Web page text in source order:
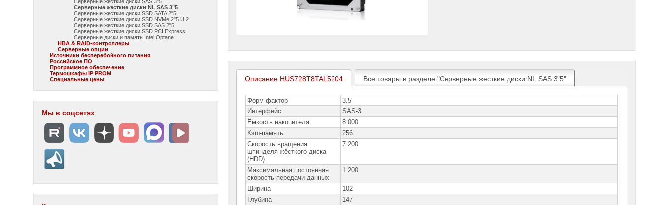
Серверные жесткие диски SAS 3"5
Серверные жесткие диски NL SAS 3"5
Серверные жесткие диски SSD SATA 2"5
Серверные жесткие диски SSD NVMe 2"5 U.2
Серверные жесткие диски SSD SAS 2"5
Серверные жесткие диски SSD PCI Express
Серверные диски и память Intel Optane
HBA & RAID-контроллеры
Серверные опции
Источники бесперебойного питания
Российское ПО
Программное обеспечение
Термошкафы IP PROM
Специальные цены
Мы в соцсетях
Описание HUS728T8TAL5204 Все товары в разделе "Серверные жесткие диски NL SAS 3"5"
Форм-фактор
3.5'
Интерфейс
SAS-3
Ёмкость накопителя
8 000
Кэш-память
256
Скорость вращения
шпинделя жёсткого диска
(HDD)
7 200
Максимальная постоянная
скорость передачи данных
1 200
Ширина
102
Глубина
147